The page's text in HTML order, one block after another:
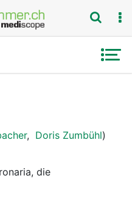
, Doris Zumbühl)
die